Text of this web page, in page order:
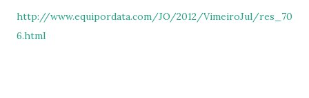
http://www.equipordata.com/JO/2012/VimeiroJul/res_70
6.html